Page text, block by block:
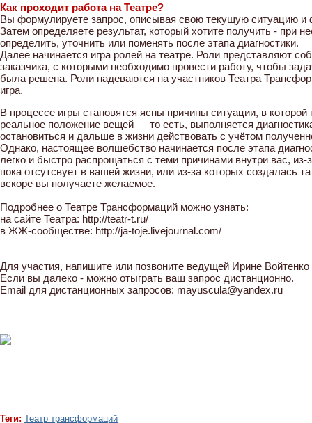
Как проходит работа на Театре?
Вы формулируете запрос, описывая свою текущую ситуацию и
Затем определяете результат, который хотите получить - при
определить, уточнить или поменять после этапа диагностики.
Далее начинается игра ролей на театре. Роли представляют
заказчика, с которыми необходимо провести работу, чтобы
была решена. Роли надеваются на участников Театра
игра.
В процессе игры становятся ясны причины ситуации, в
реальное положение вещей — то есть, выполняется
остановиться и дальше в жизни действовать с учётом
Однако, настоящее волшебство начинается после этапа
легко и быстро распрощаться с теми причинами внутри вас,
пока отсутсвует в вашей жизни, или из-за которых создалась
вскоре вы получаете желаемое.
Подробнее о Театре Трансформаций можно узнать:
на сайте Театра: http://teatr-t.ru/
в ЖЖ-сообществе: http://ja-toje.livejournal.com/
Для участия, напишите или позвоните ведущей Ирине
Если вы далеко - можно отыграть ваш запрос дистанционно.
Email для дистанционных запросов: mayuscula@yandex.ru
Теги: Театр трансформаций